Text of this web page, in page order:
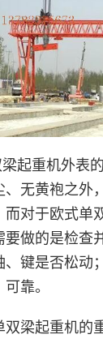
起重机外表
、无黄袍之外
而对于欧式单
要做的是检查
、键是否松动
靠。
双梁起重机的